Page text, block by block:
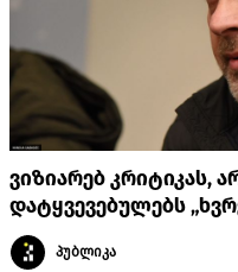
ვიზიარებ კრიტიკას,
დატყვევებულებს
პუბლიკა